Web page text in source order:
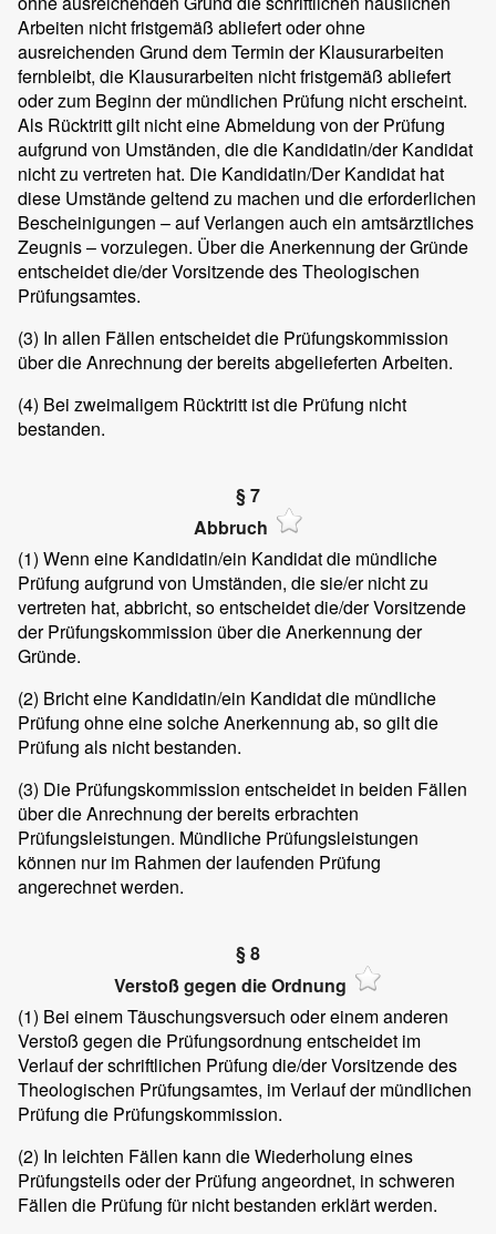
Arbeiten nicht fristgemäß abliefert oder ohne
ausreichenden Grund dem Termin der Klausurarbeiten
fernbleibt, die Klausurarbeiten nicht fristgemäß abliefert
oder zum Beginn der mündlichen Prüfung nicht erscheint.
Als Rücktritt gilt nicht eine Abmeldung von der Prüfung
aufgrund von Umständen, die die Kandidatin/der Kandidat
nicht zu vertreten hat. Die Kandidatin/Der Kandidat hat
diese Umstände geltend zu machen und die erforderlichen
Bescheinigungen – auf Verlangen auch ein amtsärztliches
Zeugnis – vorzulegen. Über die Anerkennung der Gründe
entscheidet die/der Vorsitzende des Theologischen
Prüfungsamtes.
(3) In allen Fällen entscheidet die Prüfungskommission
über die Anrechnung der bereits abgelieferten Arbeiten.
(4) Bei zweimaligem Rücktritt ist die Prüfung nicht
bestanden.
§ 7
Abbruch
(1) Wenn eine Kandidatin/ein Kandidat die mündliche
Prüfung aufgrund von Umständen, die sie/er nicht zu
vertreten hat, abbricht, so entscheidet die/der Vorsitzende
der Prüfungskommission über die Anerkennung der
Gründe.
(2) Bricht eine Kandidatin/ein Kandidat die mündliche
Prüfung ohne eine solche Anerkennung ab, so gilt die
Prüfung als nicht bestanden.
(3) Die Prüfungskommission entscheidet in beiden Fällen
über die Anrechnung der bereits erbrachten
Prüfungsleistungen. Mündliche Prüfungsleistungen
können nur im Rahmen der laufenden Prüfung
angerechnet werden.
§ 8
Verstoß gegen die Ordnung
(1) Bei einem Täuschungsversuch oder einem anderen
Verstoß gegen die Prüfungsordnung entscheidet im
Verlauf der schriftlichen Prüfung die/der Vorsitzende des
Theologischen Prüfungsamtes, im Verlauf der mündlichen
Prüfung die Prüfungskommission.
(2) In leichten Fällen kann die Wiederholung eines
Prüfungsteils oder der Prüfung angeordnet, in schweren
Fällen die Prüfung für nicht bestanden erklärt werden.